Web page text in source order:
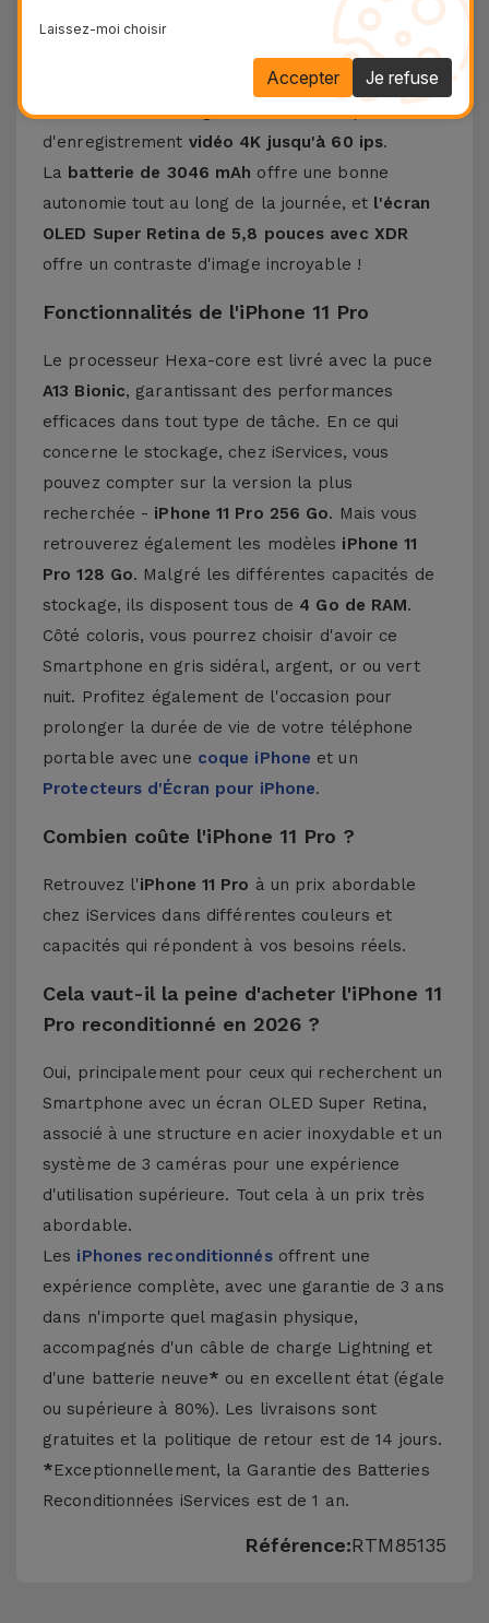
offre également l'un des meilleurs téléphones
portables avec une qualité de photographie de
trois capteurs de 12 MP avec
un traitement d'image élevé et une capacité
d'enregistrement vidéo 4K jusqu'à 60 ips.
La batterie de 3046 mAh offre une bonne
autonomie tout au long de la journée, et l'écran
OLED Super Retina de 5,8 pouces avec XDR
offre un contraste d'image incroyable !
Fonctionnalités de l'iPhone 11 Pro
Le processeur Hexa-core est livré avec la puce
A13 Bionic, garantissant des performances
efficaces dans tout type de tâche. En ce qui
concerne le stockage, chez iServices, vous
pouvez compter sur la version la plus
recherchée - iPhone 11 Pro 256 Go. Mais vous
retrouverez également les modèles iPhone 11
Pro 128 Go. Malgré les différentes capacités de
stockage, ils disposent tous de 4 Go de RAM.
Côté coloris, vous pourrez choisir d'avoir ce
Smartphone en gris sidéral, argent, or ou vert
nuit. Profitez également de l'occasion pour
prolonger la durée de vie de votre téléphone
portable avec une coque iPhone et un
Protecteurs d'Écran pour iPhone.
Combien coûte l'iPhone 11 Pro ?
Retrouvez l'iPhone 11 Pro à un prix abordable
chez iServices dans différentes couleurs et
capacités qui répondent à vos besoins réels.
Cela vaut-il la peine d'acheter l'iPhone 11
Pro reconditionné en 2026 ?
Oui, principalement pour ceux qui recherchent un
Smartphone avec un écran OLED Super Retina,
associé à une structure en acier inoxydable et un
système de 3 caméras pour une expérience
d'utilisation supérieure. Tout cela à un prix très
abordable.
Les iPhones reconditionnésoffrent une
expérience complète, avec une garantie de 3 ans
dans n'importe quel magasin physique,
accompagnés d'un câble de charge Lightning et
d'une batterie neuve* ou en excellent état (égale
ou supérieure à 80%). Les livraisons sont
gratuites et la politique de retour est de 14 jours.
*Exceptionnellement, la Garantie des Batteries
Reconditionnées iServices est de 1 an.
Référence:RTM85135
Laissez-moi choisir
Je refuse
Accepter